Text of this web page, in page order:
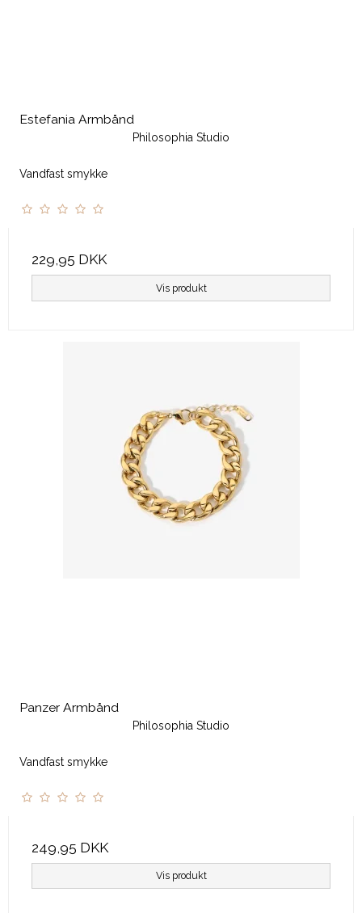
Estefania Armbånd
Philosophia Studio
Vandfast smykke
229,95 DKK
Vis produkt
Panzer Armbånd
Philosophia Studio
Vandfast smykke
249,95 DKK
Vis produkt